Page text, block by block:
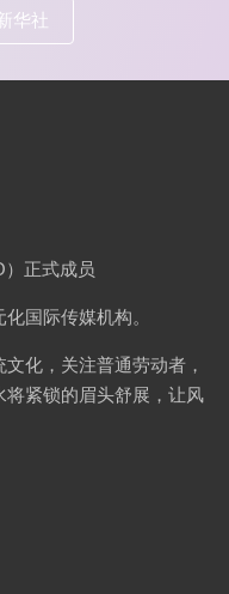
华社
正式成员
国际传媒机构。
化，关注普通劳动者，
紧锁的眉头舒展，让风